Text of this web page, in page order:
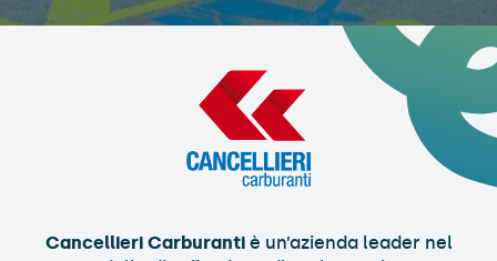
Cancellieri Carburantiè un’azienda leader nel